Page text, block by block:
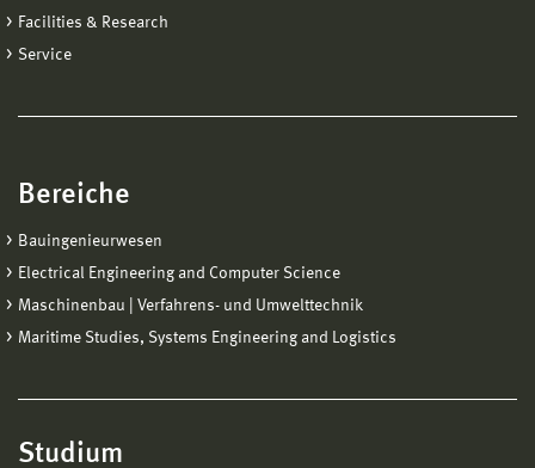
Facilities & Research
Service
Bereiche
Bauingenieurwesen
Electrical Engineering and Computer Science
Maschinenbau | Verfahrens- und Umwelttechnik
Maritime Studies, Systems Engineering and Logistics
Studium